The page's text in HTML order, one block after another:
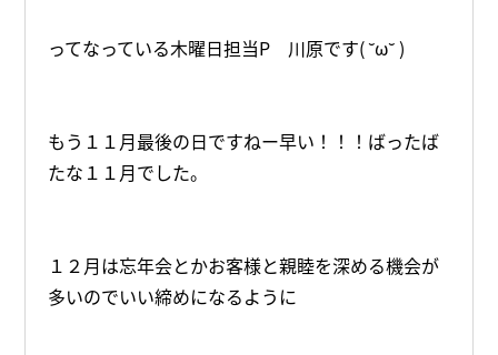
ってなっている木曜日担当P 川原です( ˘ω˘ )
もう１１月最後の日ですねー早い！！！ばったば
たな１１月でした。
１２月は忘年会とかお客様と親睦を深める機会が
多いのでいい締めになるように